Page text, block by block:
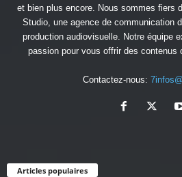
et bien plus encore. Nous sommes fiers
Studio, une agence de communication
production audiovisuelle. Notre équipe
passion pour vous offrir des contenus
Contactez-nous:
Articles populaires